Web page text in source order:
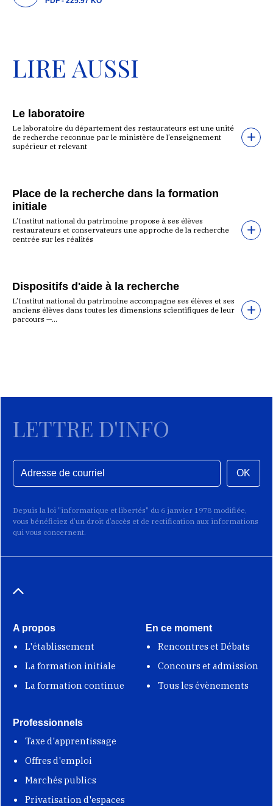
LIRE AUSSI
Le laboratoire
Le laboratoire du département des restaurateurs est une unité
de recherche reconnue par le ministère de l’enseignement
supérieur et relevant
Place de la recherche dans la formation
initiale
L’Institut national du patrimoine propose à ses élèves
restaurateurs et conservateurs une approche de la recherche
centrée sur les réalités
Dispositifs d'aide à la recherche
L’Institut national du patrimoine accompagne ses élèves et ses
anciens élèves dans toutes les dimensions scientifiques de leur
parcours —...
LETTRE D'INFO
OK
Depuis la loi "informatique et libertés" du 6 janvier 1978 modifiée,
vous bénéficiez d’un droit d’accès et de rectification aux informations
qui vous concernent.
A propos
L'établissement
La formation initiale
La formation continue
En ce moment
Rencontres et Débats
Concours et admission
Tous les évènements
Professionnels
Taxe d'apprentissage
Offres d'emploi
Marchés publics
Privatisation d'espaces